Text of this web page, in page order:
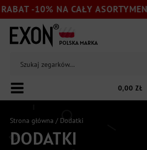
-10% NA CAŁY ASORTYMENT
POLSKA MARKA
0,00 ZŁ
Strona główna / Dodatki
DODATKI